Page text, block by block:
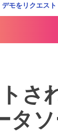
デモをリクエスト
さ
タ